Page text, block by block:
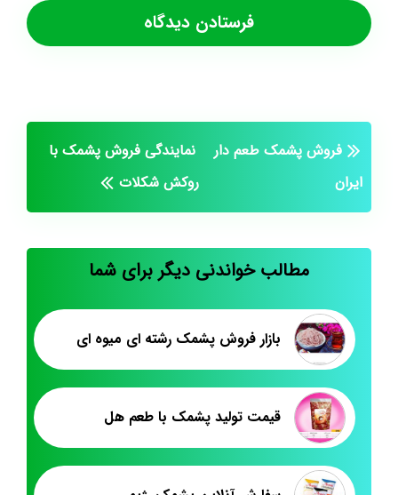
فروش پشمک طعم دار
ایران
نمایندگی فروش پشمک با
روکش شکلات
مطالب خواندنی دیگر برای شما
بازار فروش پشمک رشته ای میوه ای
قیمت تولید پشمک با طعم هل